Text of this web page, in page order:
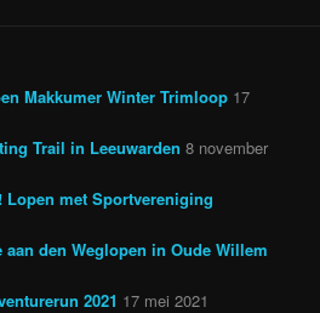
Makkumer Winter Trimloop 17
Trail in Leeuwarden 8 november
Lopen met Sportvereniging
den Weglopen in Oude Willem
2021 17 mei 2021